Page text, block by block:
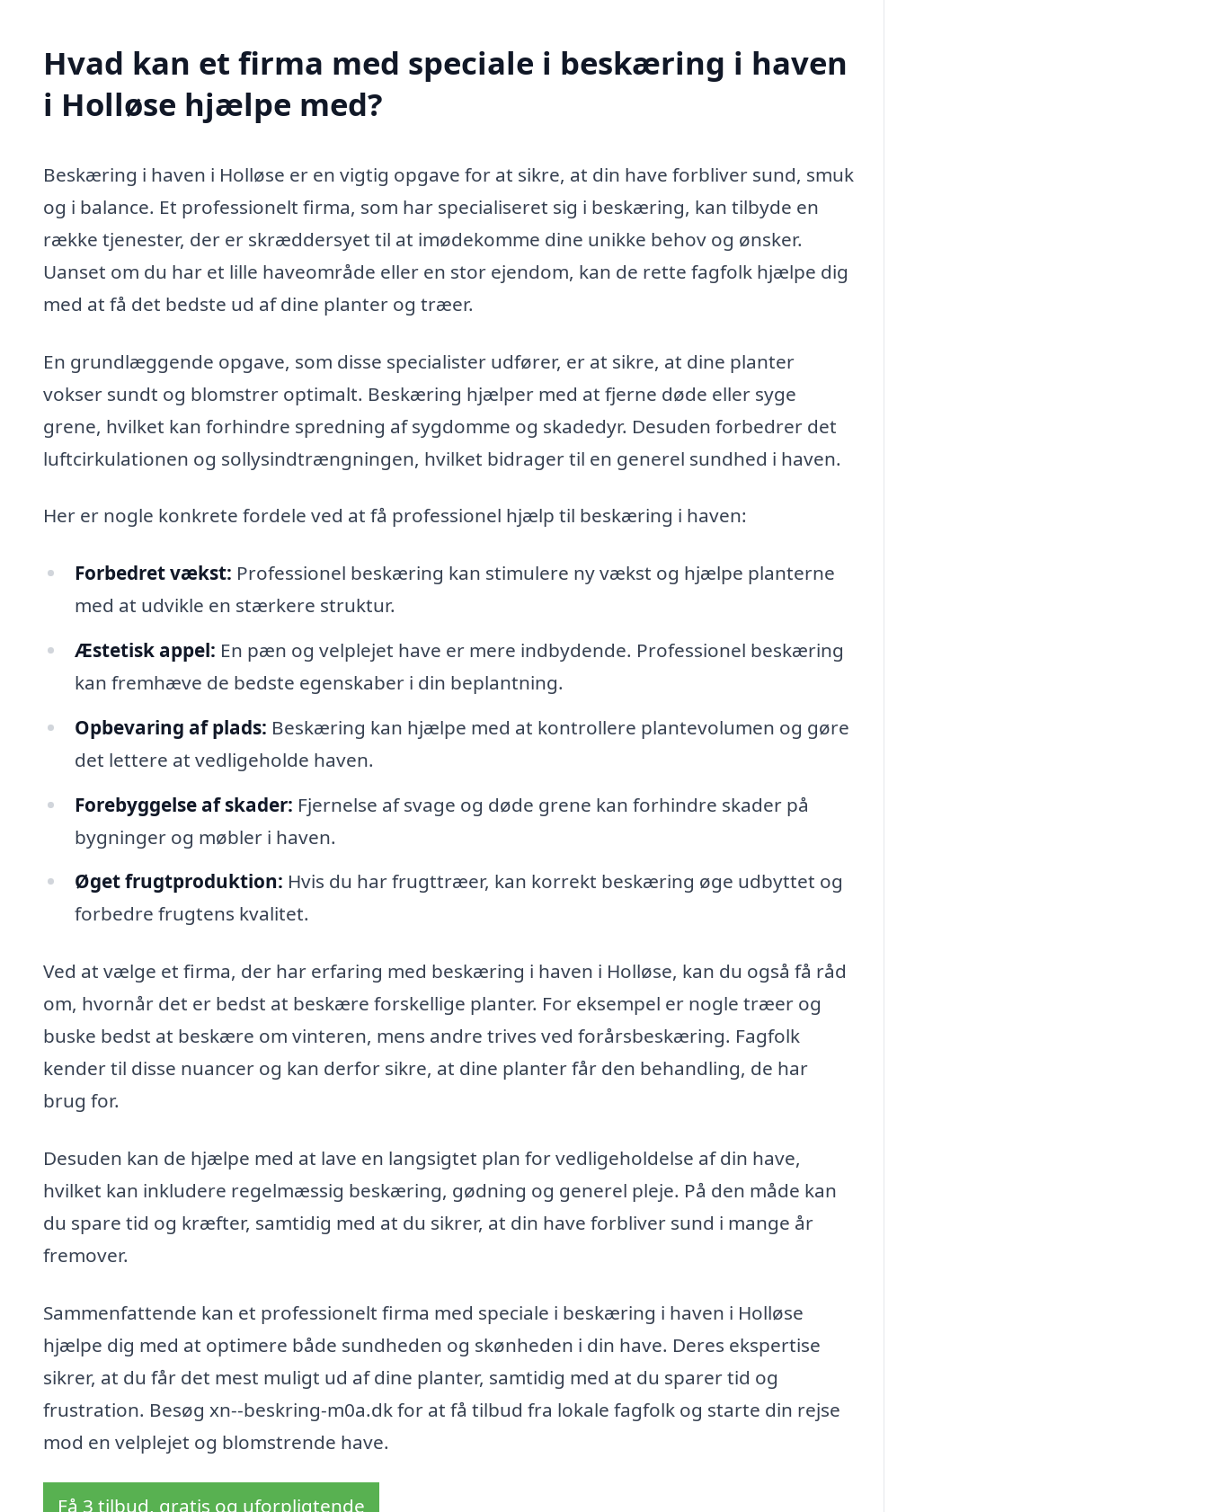
Hvad kan et firma med speciale i beskæring i haven
i Holløse hjælpe med?
Beskæring i haven i Holløse er en vigtig opgave for at sikre, at din have forbliver sund, smuk
og i balance. Et professionelt firma, som har specialiseret sig i beskæring, kan tilbyde en
række tjenester, der er skræddersyet til at imødekomme dine unikke behov og ønsker.
Uanset om du har et lille haveområde eller en stor ejendom, kan de rette fagfolk hjælpe dig
med at få det bedste ud af dine planter og træer.
En grundlæggende opgave, som disse specialister udfører, er at sikre, at dine planter
vokser sundt og blomstrer optimalt. Beskæring hjælper med at fjerne døde eller syge
grene, hvilket kan forhindre spredning af sygdomme og skadedyr. Desuden forbedrer det
luftcirkulationen og sollysindtrængningen, hvilket bidrager til en generel sundhed i haven.
Her er nogle konkrete fordele ved at få professionel hjælp til beskæring i haven:
Forbedret vækst: Professionel beskæring kan stimulere ny vækst og hjælpe planterne
med at udvikle en stærkere struktur.
Æstetisk appel: En pæn og velplejet have er mere indbydende. Professionel beskæring
kan fremhæve de bedste egenskaber i din beplantning.
Opbevaring af plads: Beskæring kan hjælpe med at kontrollere plantevolumen og gøre
det lettere at vedligeholde haven.
Forebyggelse af skader: Fjernelse af svage og døde grene kan forhindre skader på
bygninger og møbler i haven.
Øget frugtproduktion: Hvis du har frugttræer, kan korrekt beskæring øge udbyttet og
forbedre frugtens kvalitet.
Ved at vælge et firma, der har erfaring med beskæring i haven i Holløse, kan du også få råd
om, hvornår det er bedst at beskære forskellige planter. For eksempel er nogle træer og
buske bedst at beskære om vinteren, mens andre trives ved forårsbeskæring. Fagfolk
kender til disse nuancer og kan derfor sikre, at dine planter får den behandling, de har
brug for.
Desuden kan de hjælpe med at lave en langsigtet plan for vedligeholdelse af din have,
hvilket kan inkludere regelmæssig beskæring, gødning og generel pleje. På den måde kan
du spare tid og kræfter, samtidig med at du sikrer, at din have forbliver sund i mange år
fremover.
Sammenfattende kan et professionelt firma med speciale i beskæring i haven i Holløse
hjælpe dig med at optimere både sundheden og skønheden i din have. Deres ekspertise
sikrer, at du får det mest muligt ud af dine planter, samtidig med at du sparer tid og
frustration. Besøg xn--beskring-m0a.dk for at få tilbud fra lokale fagfolk og starte din rejse
mod en velplejet og blomstrende have.
Få 3 tilbud, gratis og uforpligtende